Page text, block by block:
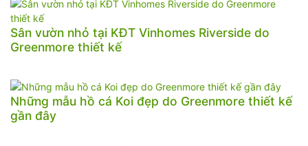
Sân vườn nhỏ tại KĐT Vinhomes Riverside do
Greenmore thiết kế
Những mẫu hồ cá Koi đẹp do Greenmore thiết kế
gần đây